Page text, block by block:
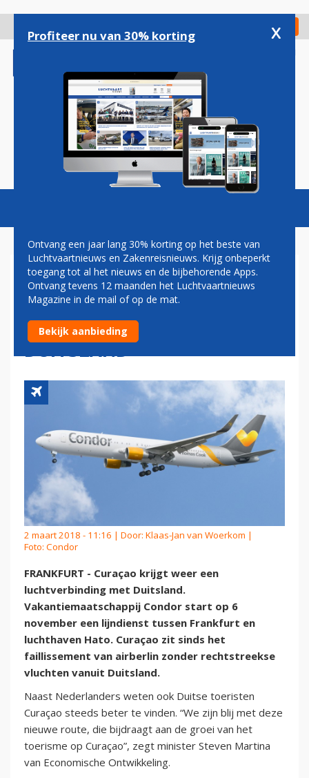
gaan
Check in
Magazine Podcasts Vacatures
CURAÇAO KRIJGT WEER
RECHTSTREEKSE
LUCHTVERBINDING MET
DUITSLAND
2 maart 2018 - 11:16 | Door: Klaas-Jan van Woerkom |
Foto: Condor
FRANKFURT - Curaçao krijgt weer een
luchtverbinding met Duitsland.
Vakantiemaatschappij Condor start op 6
november een lijndienst tussen Frankfurt en
luchthaven Hato. Curaçao zit sinds het
faillissement van airberlin zonder rechtstreekse
vluchten vanuit Duitsland.
Naast Nederlanders weten ook Duitse toeristen
Curaçao steeds beter te vinden. “We zijn blij met deze
nieuwe route, die bijdraagt aan de groei van het
toerisme op Curaçao”, zegt minister Steven Martina
van Economische Ontwikkeling.
Profiteer nu van 30% korting x
Ontvang een jaar lang 30% korting op het beste van
Luchtvaartnieuws en Zakenreisnieuws. Krijg onbeperkt
toegang tot al het nieuws en de bijbehorende Apps.
Ontvang tevens 12 maanden het Luchtvaartnieuws
Magazine in de mail of op de mat.
Bekijk aanbieding